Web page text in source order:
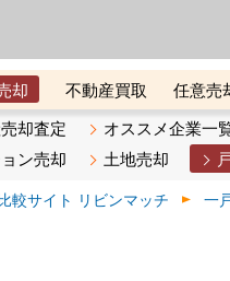
却 不動産買取 任意売
示場
ベスト不動産カンパ
却査定 オススメ企業一
ン売却
土地売却
較サイト リビンマッチ 一